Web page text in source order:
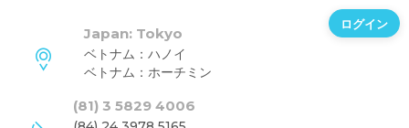
Japan: Tokyo
ベトナム：ハノイ
ベトナム：ホーチミン
(81) 3 5829 4006
ログイン